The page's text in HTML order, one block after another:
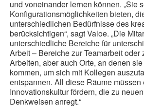
und voneinander lernen können. „Sie
Konfigurationsmöglichkeiten bieten,
unterschiedlichen Bedürfnisse des
berücksichtigen“, sagt Valoe. „Die
unterschiedliche Bereiche für
Arbeit – Bereiche zur Teamarbeit oder
Arbeiten, aber auch Orte, an denen
kommen, um sich mit Kollegen
entspannen. All diese Räume müssen
Innovationskultur fördern, die zu
Denkweisen anregt.“